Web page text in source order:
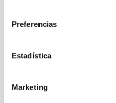
Preferencias
Estadística
Marketing
OSIRIS Nasmyth-B